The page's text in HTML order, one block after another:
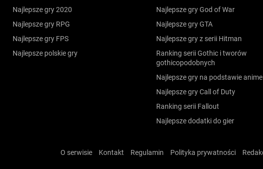
Najlepsze gry 2020
Najlepsze gry RPG
Najlepsze gry FPS
Najlepsze polskie gry
Najlepsze gry God of War
Najlepsze gry GTA
Najlepsze gry z serii Hitman
Ranking serii Gothic i tworów
gothicopodobnych
Najlepsze gry na podstawie anime
Najlepsze gry Call of Duty
Ranking serii Fallout
Najlepsze dodatki do gier
O serwisie Kontakt Regulamin Polityka prywatności